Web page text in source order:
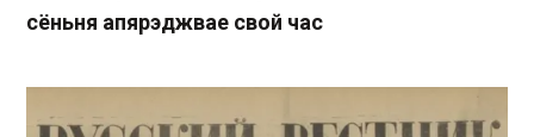
сёньня апярэджвае свой час